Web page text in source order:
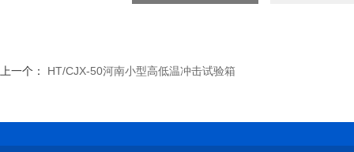
上一个： HT/CJX-50河南小型高低温冲击试验箱